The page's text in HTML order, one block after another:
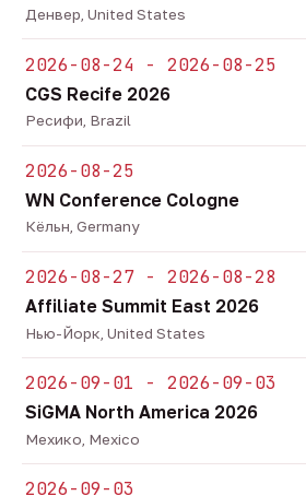
Денвер, United States
2026-08-24 - 2026-08-25
CGS Recife 2026
Ресифи, Brazil
2026-08-25
WN Conference Cologne
Кёльн, Germany
2026-08-27 - 2026-08-28
Affiliate Summit East 2026
Нью-Йорк, United States
2026-09-01 - 2026-09-03
SiGMA North America 2026
Мехико, Mexico
2026-09-03